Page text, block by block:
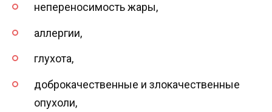
непереносимость жары,
аллергии,
глухота,
доброкачественные и злокачественные
опухоли,